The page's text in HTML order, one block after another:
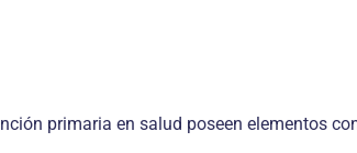
primaria en salud poseen elementos